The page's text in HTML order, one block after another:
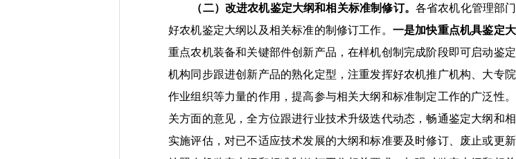
（二）改进农机鉴定大纲和相关标准制修订。 各省农机化管理部
好农机鉴定大纲以及相关标准的制修订工作。 一是加快重点机具鉴定
重点农机装备和关键部件创新产品 ，在样机创制完成阶段即可启动鉴
机构同步跟进创新产品的熟化定型，注重发挥好农机推广机构、大专
作业组织等力量的作用，提高参与相关大纲和标准制定工作的广泛性。
关方面的意见，全方位跟进行业技术升级迭代动态，畅通鉴定大纲和
实施评估，对已不适应技术发展的大纲和标准要及时修订、废止或更新